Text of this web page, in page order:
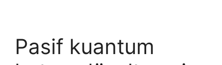
Pasif kuantum